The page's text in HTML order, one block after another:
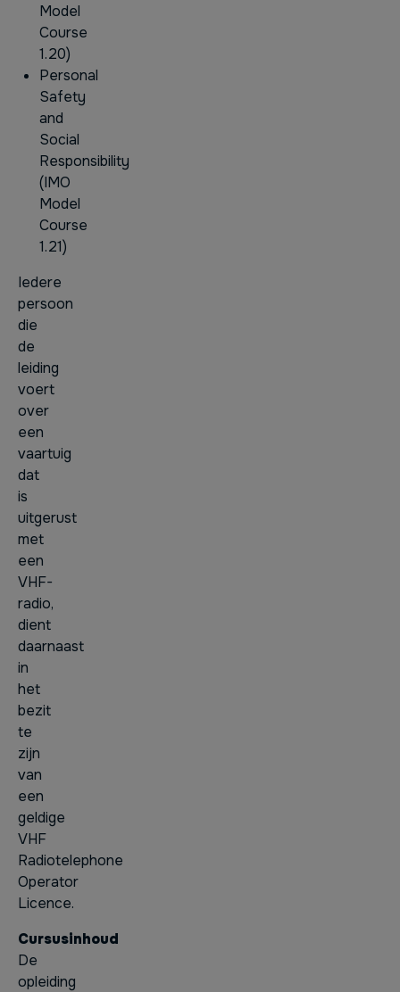
Model
Course
1.20)
Personal
Safety
and
Social
Responsibility
(IMO
Model
Course
1.21)
Iedere
persoon
die
de
leiding
voert
over
een
vaartuig
dat
is
uitgerust
met
een
VHF-
radio,
dient
daarnaast
in
het
bezit
te
zijn
van
een
geldige
VHF
Radiotelephone
Operator
Licence.
Cursusinhoud
De
opleiding